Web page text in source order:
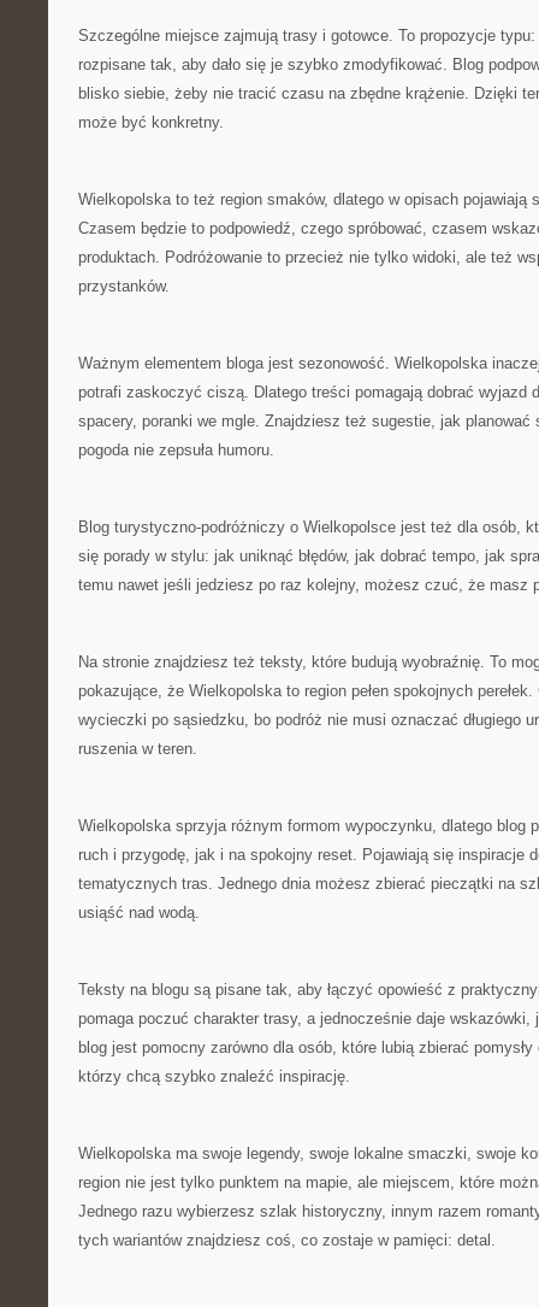
Szczególne miejsce zajmują trasy i gotowce. To propozycje typu:
rozpisane tak, aby dało się je szybko zmodyfikować. Blog
blisko siebie, żeby nie tracić czasu na zbędne krążenie. Dzięki
może być konkretny.
Wielkopolska to też region smaków, dlatego w opisach pojawiają
Czasem będzie to podpowiedź, czego spróbować, czasem
produktach. Podróżowanie to przecież nie tylko widoki, ale też
przystanków.
Ważnym elementem bloga jest sezonowość. Wielkopolska
potrafi zaskoczyć ciszą. Dlatego treści pomagają dobrać wyjazd
spacery, poranki we mgle. Znajdziesz też sugestie, jak
pogoda nie zepsuła humoru.
Blog turystyczno-podróżniczy o Wielkopolsce jest też dla osób,
się porady w stylu: jak uniknąć błędów, jak dobrać tempo, jak
temu nawet jeśli jedziesz po raz kolejny, możesz czuć, że masz
Na stronie znajdziesz też teksty, które budują wyobraźnię. To
pokazujące, że Wielkopolska to region pełen spokojnych
wycieczki po sąsiedzku, bo podróż nie musi oznaczać długiego
ruszenia w teren.
Wielkopolska sprzyja różnym formom wypoczynku, dlatego blog
ruch i przygodę, jak i na spokojny reset. Pojawiają się inspiracje
tematycznych tras. Jednego dnia możesz zbierać pieczątki na
usiąść nad wodą.
Teksty na blogu są pisane tak, aby łączyć opowieść z
pomaga poczuć charakter trasy, a jednocześnie daje wskazówki,
blog jest pomocny zarówno dla osób, które lubią zbierać
którzy chcą szybko znaleźć inspirację.
Wielkopolska ma swoje legendy, swoje lokalne smaczki, swoje
region nie jest tylko punktem na mapie, ale miejscem, które
Jednego razu wybierzesz szlak historyczny, innym razem
tych wariantów znajdziesz coś, co zostaje w pamięci: detal.